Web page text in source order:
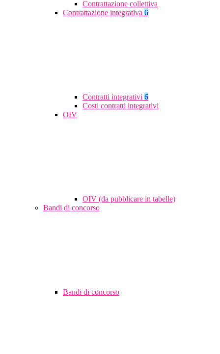
Contrattazione collettiva
Contrattazione integrativa 6
Contratti integrativi 6
Costi contratti integrativi
OIV
OIV (da pubblicare in tabelle)
Bandi di concorso
Bandi di concorso